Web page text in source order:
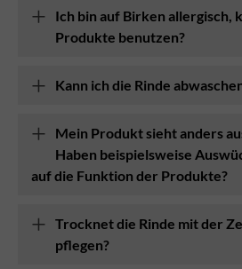
Ich bin auf Birken allergisch,
Produkte benutzen?
Kann ich die Rinde
Mein Produkt sieht anders
Haben beispielsweise
auf die Funktion der Produkte?
Trocknet die Rinde mit der
pflegen?